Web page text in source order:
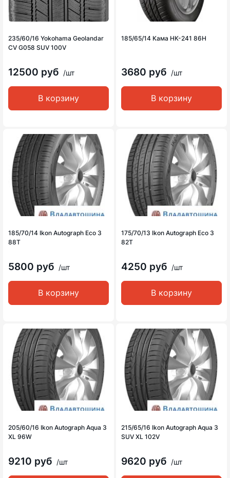
235/60/16 Yokohama Geolandar
CV G058 SUV 100V
12500 руб /шт
В корзину
185/65/14 Кама НК-241 86H
3680 руб /шт
В корзину
185/70/14 Ikon Autograph Eco 3
88T
5800 руб /шт
В корзину
175/70/13 Ikon Autograph Eco 3
82T
4250 руб /шт
В корзину
205/60/16 Ikon Autograph Aqua 3
XL 96W
9210 руб /шт
215/65/16 Ikon Autograph Aqua 3
SUV XL 102V
9620 руб /шт